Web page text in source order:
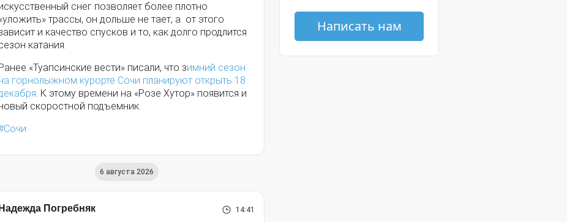
снег позволяет более плотно
трассы, он дольше не тает, а от этого
и качество спусков и то, как долго продлится
катания.
«Туапсинские вести» писали, что зимний сезон
горнолыжном курорте Сочи планируют открыть 18
. К этому времени на «Розе Хутор» появится и
скоростной подъемник.
Сочи
6 августа 2026
Надежда Погребняк 14:41
Написать нам